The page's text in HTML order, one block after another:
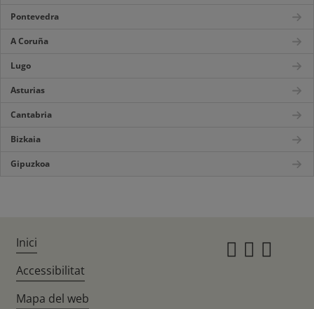
Pontevedra
A Coruña
Lugo
Asturias
Cantabria
Bizkaia
Gipuzkoa
Inici
Accessibilitat
Mapa del web